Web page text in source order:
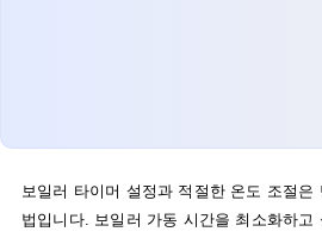
보일러 타이머 설정과 적절한 온도 조절
법입니다. 보일러 가동 시간을 최소화하고